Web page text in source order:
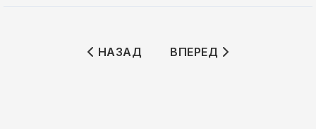
ПРЕДЫДУЩИЙ: США НАНЕСЛИ
НАЗАД СЛЕДУЮЩИЙ:
ВПЕРЕД